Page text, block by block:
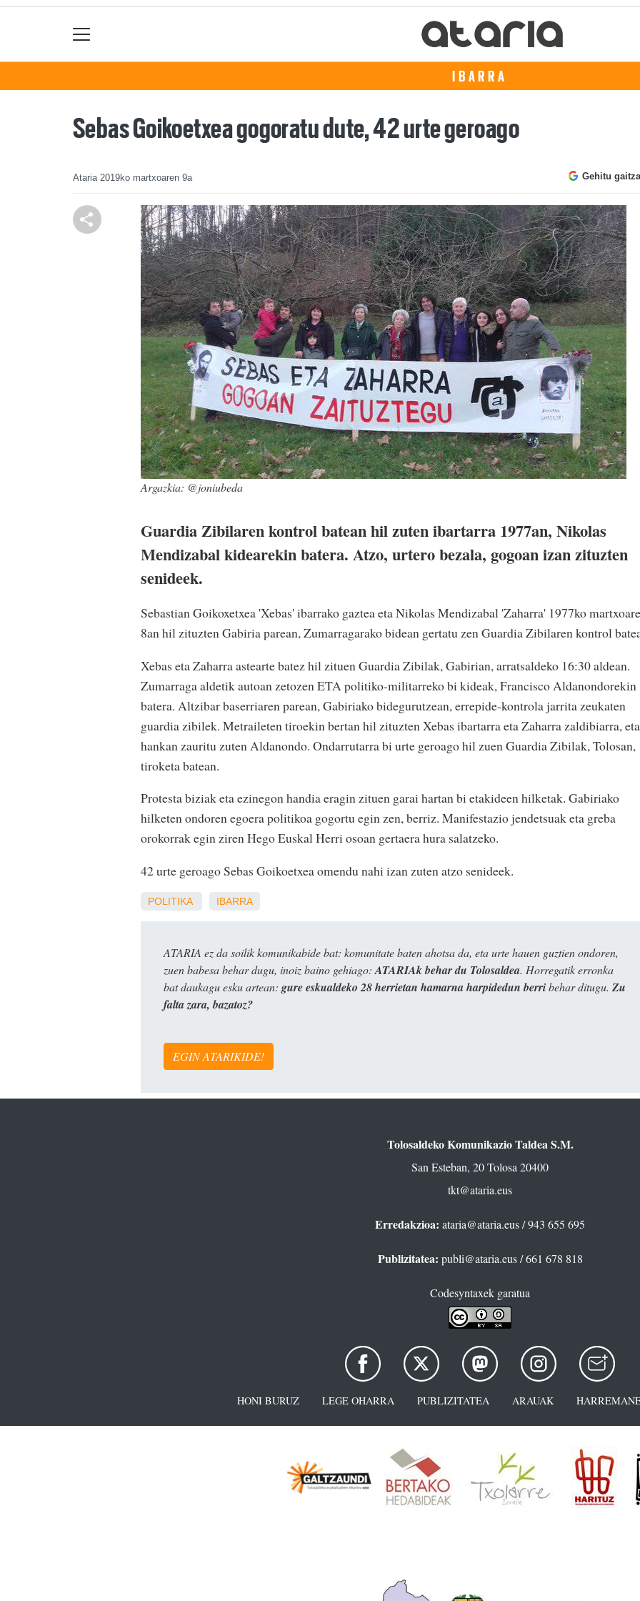
IBARRA
Sebas Goikoetxea gogoratu dute, 42 urte geroago
Ataria 2019ko martxoaren 9a Gehitu
Argazkia: @joniubeda
Guardia Zibilaren kontrol batean hil zuten ibartarra 1977an, Nikolas
Mendizabal kidearekin batera. Atzo, urtero bezala, gogoan izan zituzten
senideek.
Sebastian Goikoxetxea 'Xebas' ibarrako gaztea eta Nikolas Mendizabal 'Zaharra' 1977ko
8an hil zituzten Gabiria parean, Zumarragarako bidean gertatu zen Guardia Zibilaren kontrol
Xebas eta Zaharra astearte batez hil zituen Guardia Zibilak, Gabirian, arratsaldeko 16:30 aldean.
Zumarraga aldetik autoan zetozen ETA politiko-militarreko bi kideak, Francisco Aldanondorekin
batera. Altzibar baserriaren parean, Gabiriako bidegurutzean, errepide-kontrola jarrita zeukaten
guardia zibilek. Metraileten tiroekin bertan hil zituzten Xebas ibartarra eta Zaharra zaldibiarra, eta
hankan zauritu zuten Aldanondo. Ondarrutarra bi urte geroago hil zuen Guardia Zibilak, Tolosan,
tiroketa batean.
Protesta biziak eta ezinegon handia eragin zituen garai hartan bi etakideen hilketak. Gabiriako
hilketen ondoren egoera politikoa gogortu egin zen, berriz. Manifestazio jendetsuak eta greba
orokorrak egin ziren Hego Euskal Herri osoan gertaera hura salatzeko.
42 urte geroago Sebas Goikoetxea omendu nahi izan zuten atzo senideek.
POLITIKA IBARRA
ATARIA ez da soilik komunikabide bat: komunitate baten ahotsa da, eta urte hauen guztien ondoren,
zuen babesa behar dugu, inoiz baino gehiago:ATARIAk behar du Tolosaldea. Horregatik erronka
bat daukagu esku artean: gure eskualdeko 28 herrietan hamarna harpidedun berribehar ditugu. Zu
falta zara, bazatoz?
EGIN ATARIKIDE!
Tolosaldeko Komunikazio Taldea S.M.
San Esteban, 20 Tolosa 20400
tkt@ataria.eus
Erredakzioa: ataria@ataria.eus/ 943 655 695
Publizitatea: publi@ataria.eus/ 661 678 818
Codesyntaxek garatua
HONI BURUZ LEGE OHARRA PUBLIZITATEA ARAUAK